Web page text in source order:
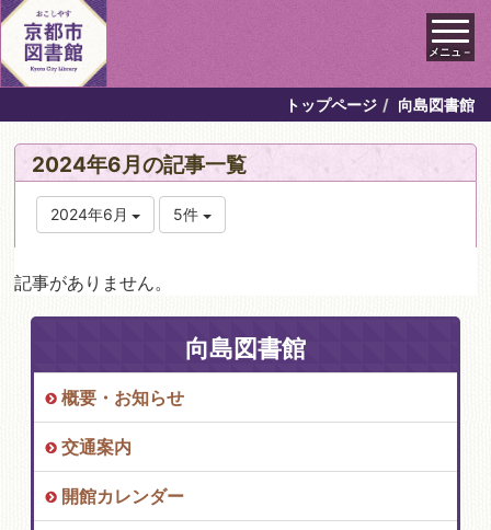
メニュ－
トップページ 向島図書館
2024年6月の記事一覧
2024年6月 5件
記事がありません。
向島図書館
概要・お知らせ
交通案内
開館カレンダー